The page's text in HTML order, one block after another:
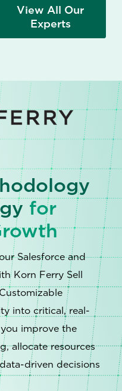
View All Our
Experts
for
Salesforce and
Korn Ferry Sell
into critical, real-
improve the
allocate resources
driven decisions